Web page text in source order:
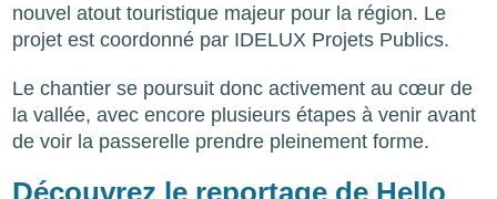
nouvel atout touristique majeur pour la région. Le
projet est coordonné par IDELUX Projets Publics.
Le chantier se poursuit donc activement au cœur de
la vallée, avec encore plusieurs étapes à venir avant
de voir la passerelle prendre pleinement forme.
Découvrez le reportage de Hello